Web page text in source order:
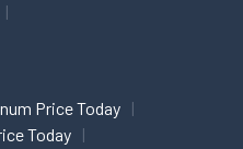
Price Today
Today